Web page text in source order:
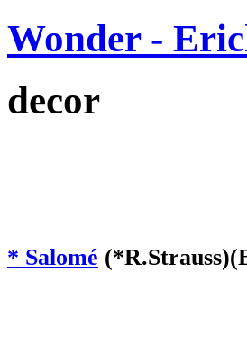
Wonder -
decor
* Salomé